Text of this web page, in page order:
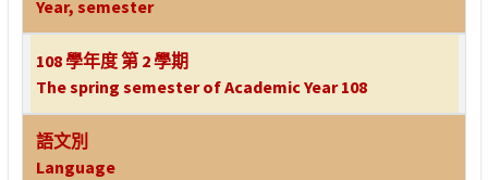
Year, semester
108 學年度 第 2 學期
The spring semester of Academic Year 108
語文別
Language